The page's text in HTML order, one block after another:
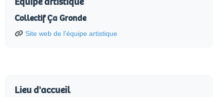
Collectif Ça Gronde
Site web de l'équipe artistique
Lieu d'accueil